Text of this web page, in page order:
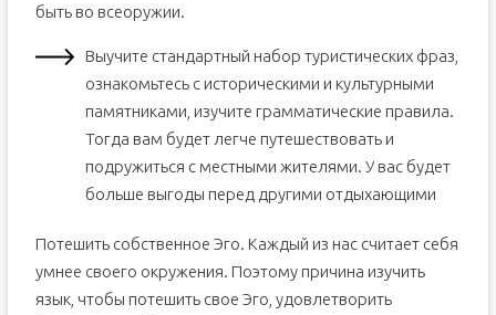
быть во всеоружии.
Выучите стандартный набор туристических фраз,
ознакомьтесь с историческими и культурными
памятниками, изучите грамматические правила.
Тогда вам будет легче путешествовать и
подружиться с местными жителями. У вас будет
больше выгоды перед другими отдыхающими
Потешить собственное Эго. Каждый из нас считает себя
умнее своего окружения. Поэтому причина изучить
язык, чтобы потешить свое Эго, удовлетворить